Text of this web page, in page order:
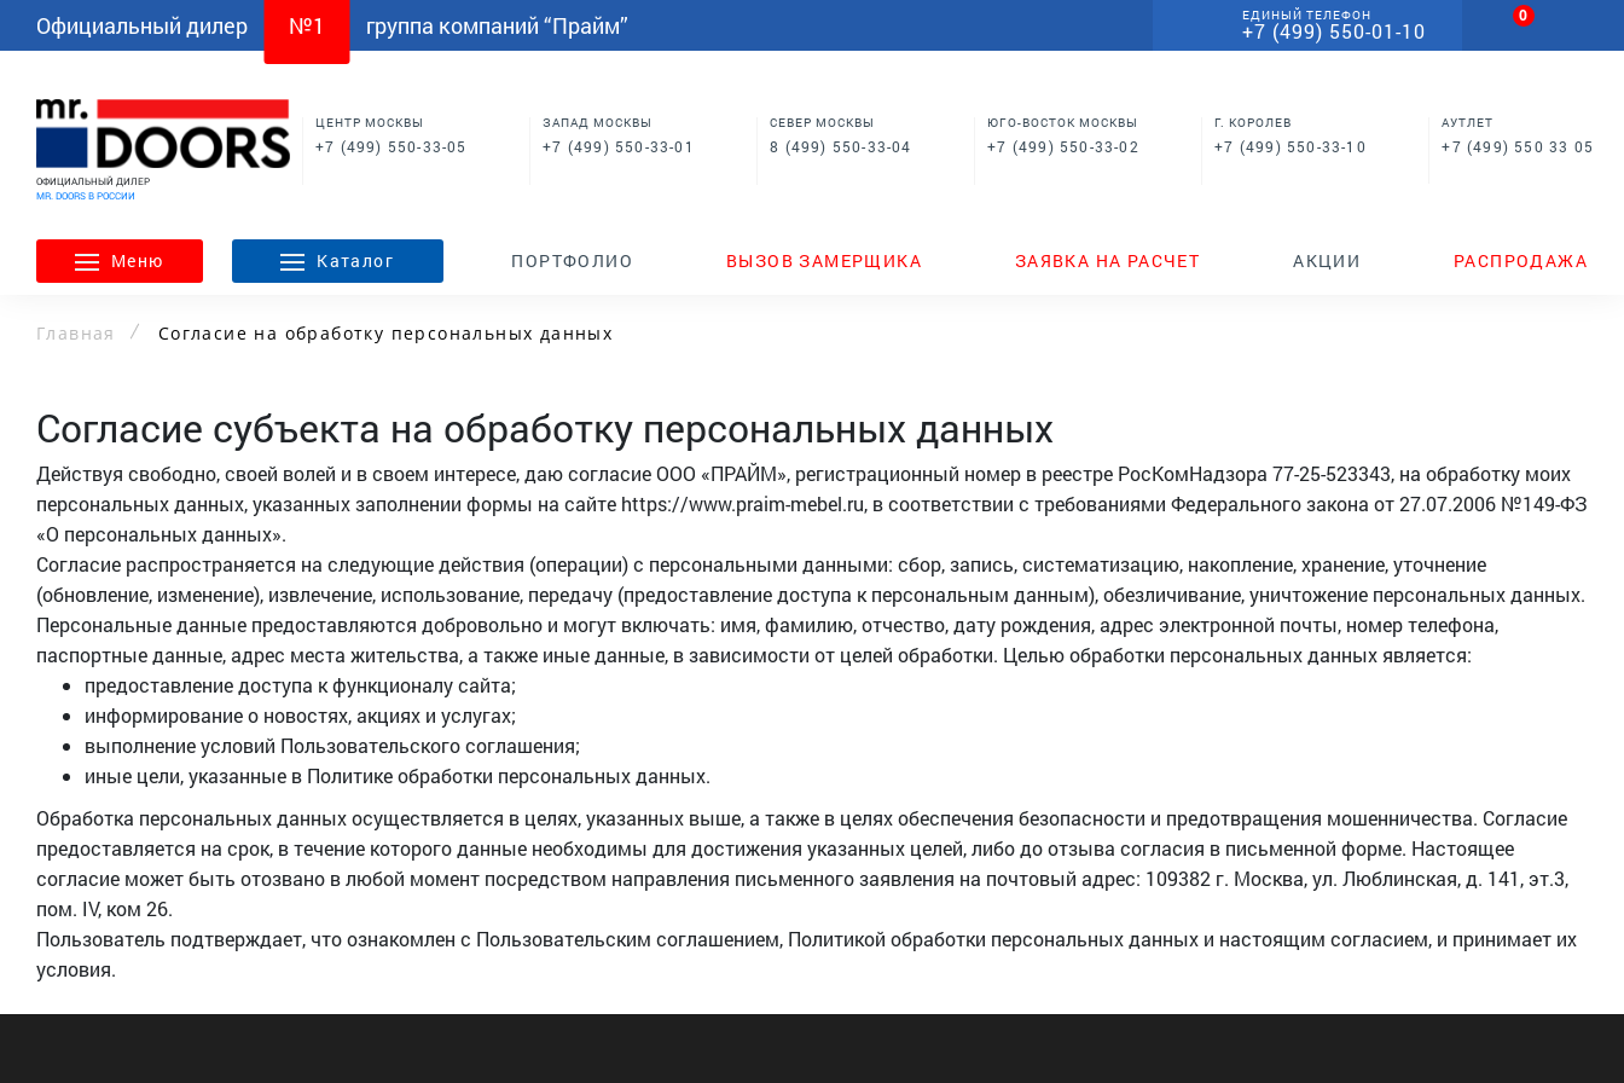
Официальный дилер №1 группа компаний “Прайм” ЕДИНЫЙ ТЕЛЕФОН
+7 (499) 550-01-10
0
ОФИЦИАЛЬНЫЙ ДИЛЕР
MR. DOORS В РОССИИ
ЦЕНТР МОСКВЫ
+7 (499) 550-33-05
ЗАПАД МОСКВЫ
+7 (499) 550-33-01
СЕВЕР МОСКВЫ
8 (499) 550-33-04
ЮГО-ВОСТОК МОСКВЫ
+7 (499) 550-33-02
Г. КОРОЛЕВ
+7 (499) 550-33-10
АУТЛЕТ
+7 (499) 550 33 05
Меню Каталог ПОРТФОЛИО ВЫЗОВ ЗАМЕРЩИКА ЗАЯВКА НА РАСЧЕТ АКЦИИ РАСПРОДАЖА
Стеновые панели
Кушетки
коридор
Прихожие в классическом
стиле
Шкафы купе в спальню
АКЦИИ ПОРТФОЛИО О КОМПАНИИ
Мягкие кровати
Стеновые панели
Кушетки
Пуфы и кресла
Зеркала для прихожей
Малогабаритные прихожие в
Прихожие в классическом
стиле
Кровати для спальни
Столы
О КОМПАНИИ
Тендеры
Дизайнерам и архитекторам
ПАРТНЕРАМ
Тендеры
Наши партнеры
Главная Согласие на обработку персональных данных
Согласие субъекта на обработку персональных данных
Действуя свободно, своей волей и в своем интересе, даю согласие ООО «ПРАЙМ», регистрационный номер в реестре РосКомНадзора 77-25-523343, на обработку моих
персональных данных, указанных заполнении формы на сайте https://www.praim-mebel.ru, в соответствии с требованиями Федерального закона от 27.07.2006 №149-ФЗ
«О персональных данных».
Согласие распространяется на следующие действия (операции) с персональными данными: сбор, запись, систематизацию, накопление, хранение, уточнение
(обновление, изменение), извлечение, использование, передачу (предоставление доступа к персональным данным), обезличивание, уничтожение персональных данных.
Персональные данные предоставляются добровольно и могут включать: имя, фамилию, отчество, дату рождения, адрес электронной почты, номер телефона,
паспортные данные, адрес места жительства, а также иные данные, в зависимости от целей обработки. Целью обработки персональных данных является:
предоставление доступа к функционалу сайта;
информирование о новостях, акциях и услугах;
выполнение условий Пользовательского соглашения;
иные цели, указанные в Политике обработки персональных данных.
Обработка персональных данных осуществляется в целях, указанных выше, а также в целях обеспечения безопасности и предотвращения мошенничества. Согласие
предоставляется на срок, в течение которого данные необходимы для достижения указанных целей, либо до отзыва согласия в письменной форме. Настоящее
согласие может быть отозвано в любой момент посредством направления письменного заявления на почтовый адрес: 109382 г. Москва, ул. Люблинская, д. 141, эт.3,
пом. IV, ком 26.
Пользователь подтверждает, что ознакомлен с Пользовательским соглашением, Политикой обработки персональных данных и настоящим согласием, и принимает их
условия.